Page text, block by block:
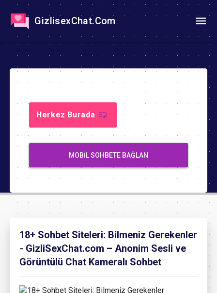
GizlisexChat.Com
Herkez Burada
MOBIL SOHBETE BAĞLAN
18+ Sohbet Siteleri: Bilmeniz Gerekenler
- GizliSexChat.com – Anonim Sesli ve
Görüntülü Chat Kameralı Sohbet